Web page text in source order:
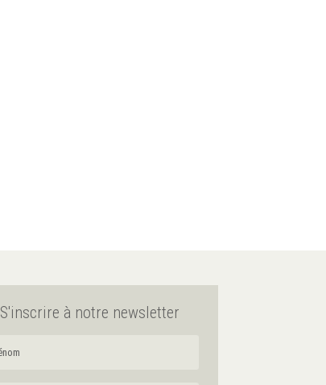
S'inscrire à notre newsletter